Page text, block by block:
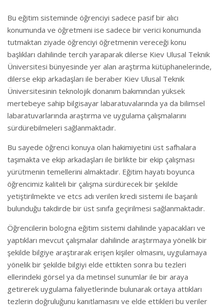
Bu eğitim sisteminde öğrenciyi sadece pasif bir alıcı
konumunda ve öğretmeni ise sadece bir verici konumunda
tutmaktan ziyade öğrenciyi öğretmenin vereceği konu
başlıkları dahilinde tercih yaraparak dilerse Kiev Ulusal Teknik
Üniversitesi bünyesinde yer alan araştırma kütüphanelerinde,
dilerse ekip arkadaşları ile beraber Kiev Ulusal Teknik
Üniversitesinin teknolojik donanım bakımından yüksek
mertebeye sahip bilgisayar labaratuvalarında ya da bilimsel
labaratuvarlarında araştırma ve uygulama çalışmalarını
sürdürebilmeleri sağlanmaktadır.
Bu sayede öğrenci konuya olan hakimiyetini üst safhalara
taşımakta ve ekip arkadaşları ile birlikte bir ekip çalışması
yürütmenin temellerini almaktadır. Eğitim hayatı boyunca
öğrencimiz kaliteli bir çalışma sürdürecek bir şekilde
yetiştirilmekte ve etcs adı verilen kredi sistemi ile başarılı
bulunduğu takdirde bir üst sınıfa geçirilmesi sağlanmaktadır.
Öğrencilerin bologna eğitim sistemi dahilinde yapacakları ve
yaptıkları mevcut çalışmalar dahilinde araştırmaya yönelik bir
şekilde bilgiye araştırarak erişen kişiler olmasını, uygulamaya
yönelik bir şekilde bilgiyi elde ettikten sonra bu tezleri
ellerindeki görsel ya da metinsel sunumlar ile bir araya
getirerek uygulama faliyetlerinde bulunarak ortaya attıkları
tezlerin doğruluğunu kanıtlamasını ve elde ettikleri bu veriler